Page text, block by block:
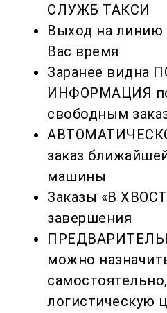
СЛУЖБ ТАКСИ
Выход на линию
Вас время
Заранее видна
ИНФОРМАЦИЯ
свободным
заказ
машины
Заказы «В
завершения
можно
логистическую